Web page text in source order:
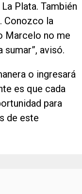
Plata. También
Conozco la
Marcelo no me
sumar”, avisó.
o ingresará
es que cada
para
de este